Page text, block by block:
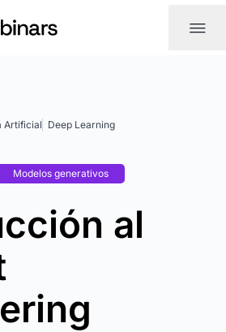
|||
Artificial Deep Learning
Modelos generativos
al